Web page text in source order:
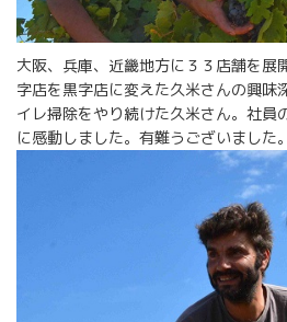
大阪、兵庫、近畿地方に３３店舗を展
字店を黒字店に変えた久米さんの興味
イレ掃除をやり続けた久米さん。社員
に感動しました。有難うございました。